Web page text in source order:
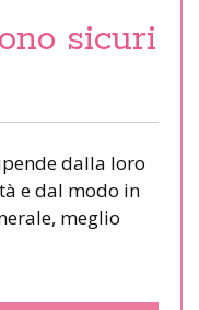
sicuri
dalla loro
e dal modo in
meglio